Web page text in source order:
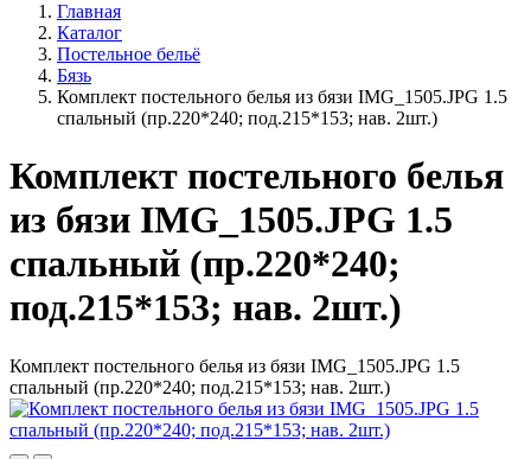
Главная
Каталог
Постельное бельё
Бязь
Комплект постельного белья из бязи IMG_1505.JPG 1.5
спальный (пр.220*240; под.215*153; нав. 2шт.)
Комплект постельного белья
из бязи IMG_1505.JPG 1.5
спальный (пр.220*240;
под.215*153; нав. 2шт.)
Комплект постельного белья из бязи IMG_1505.JPG 1.5
спальный (пр.220*240; под.215*153; нав. 2шт.)